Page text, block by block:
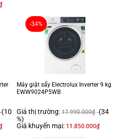
Có
(10
-34%
Máy giặt sấy Electrolux Inverter 9 kg
EWW9024P5WB
Giá thị trường: 17.990.000₫ (34
%)
Giá khuyến mại: 11.850.000₫